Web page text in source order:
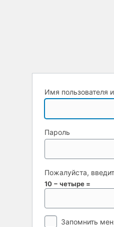
Имя пользователя
Пароль
Пожалуйста,
10 − четыре =
Запомнить